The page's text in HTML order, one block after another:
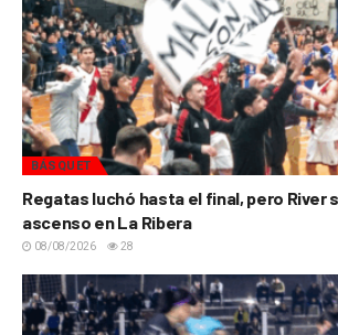
BÁSQUET
Regatas luchó hasta el final, pero River
ascenso en La Ribera
08/08/2026 28